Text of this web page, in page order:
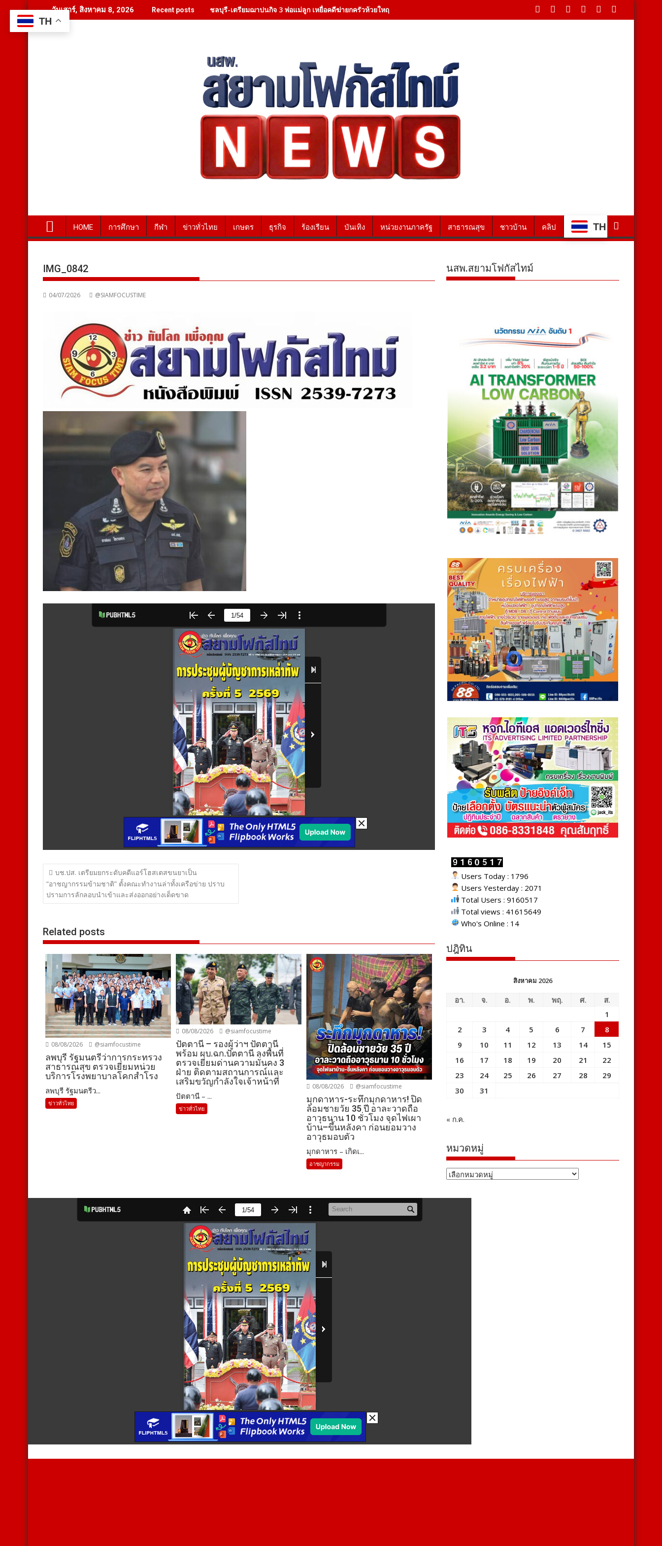
to
content
วันเสาร์, สิงหาคม 8, 2026 Recent posts ชลบุรี-เตรียมฌาปนกิจ 3 พ่อแม่ลูก เหยื่อคดีฆ่ายกครัวห้วยใหญ่ ผู้ว่าฯ ชลบุรีเป็นประธานพิธีบ่ายนี้
HOME การศึกษา กีฬา ข่าวทั่วไทย เกษตร ธุรกิจ ร้องเรียน บันเทิง หน่วยงานภาครัฐ สาธารณสุข ชาวบ้าน คลิป TH
IMG_0842
04/07/2026 @SIAMFOCUSTIME
แนะแนว
เรื่อง
บช.ปส. เตรียมยกระดับคดีแอร์โฮสเตสขนยาเป็น
“อาชญากรรมข้ามชาติ” ตั้งคณะทำงานล่าทั้งเครือข่าย ปราบ
ปรามการลักลอบนำเข้าและส่งออกอย่างเด็ดขาด
Related posts
08/08/2026 @siamfocustime
ลพบุรี รัฐมนตรีว่าการกระทรวง
สาธารณสุข ตรวจเยี่ยมหน่วย
บริการโรงพยาบาลโคกสำโรง
ลพบุรี รัฐมนตรีว...
ข่าวทั่วไทย
08/08/2026 @siamfocustime
ปัตตานี – รองผู้ว่าฯ ปัตตานี
พร้อม ผบ.ฉก.ปัตตานี ลงพื้นที่
ตรวจเยี่ยมด่านความมั่นคง 3
ฝ่าย ติดตามสถานการณ์และ
เสริมขวัญกำลังใจเจ้าหน้าที่
ปัตตานี – ...
ข่าวทั่วไทย
08/08/2026 @siamfocustime
มุกดาหาร-ระทึกมุกดาหาร! ปิด
ล้อมชายวัย 35 ปี อาละวาดถือ
อาวุธนาน 10 ชั่วโมง จุดไฟเผา
บ้าน–ขึ้นหลังคา ก่อนยอมวาง
อาวุธมอบตัว
มุกดาหาร – เกิดเ...
อาชญากรรม
นสพ.สยามโฟกัสไทม์
Users Today : 1796
Users Yesterday : 2071
Total Users : 9160517
Total views : 41615649
Who's Online : 14
ปฎิทิน
สิงหาคม 2026
อา. จ. อ. พ. พฤ. ศ.
ส.
1
2
3 4 5 6 7
8
9
10 11 12 13 14
15
16
17 18 19 20 21
22
23
24 25 26 27 28
29
30
31
« ก.ค.
หมวดหมู่
หมวด
TH